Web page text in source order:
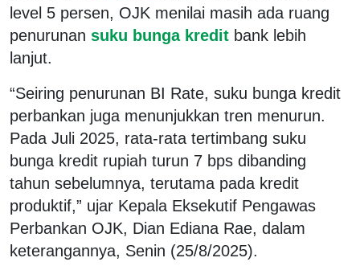
level 5 persen, OJK menilai masih ada ruang
penurunan suku bunga kredit bank lebih
lanjut.
“Seiring penurunan BI Rate, suku bunga kredit
perbankan juga menunjukkan tren menurun.
Pada Juli 2025, rata-rata tertimbang suku
bunga kredit rupiah turun 7 bps dibanding
tahun sebelumnya, terutama pada kredit
produktif,” ujar Kepala Eksekutif Pengawas
Perbankan OJK, Dian Ediana Rae, dalam
keterangannya, Senin (25/8/2025).